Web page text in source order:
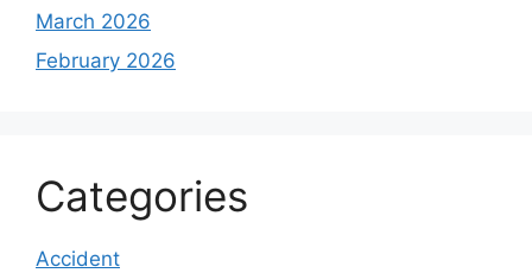
March 2026
February 2026
Categories
Accident